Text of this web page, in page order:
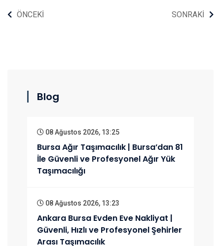
ÖNCEKİ SONRAKİ
Blog
08 Ağustos 2026, 13:25
Bursa Ağır Taşımacılık | Bursa’dan 81
İle Güvenli ve Profesyonel Ağır Yük
Taşımacılığı
08 Ağustos 2026, 13:23
Ankara Bursa Evden Eve Nakliyat |
Güvenli, Hızlı ve Profesyonel Şehirler
Arası Taşımacılık